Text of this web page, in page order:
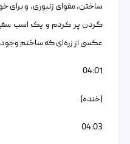
ساختن، مقوای زنبوری، و برای
گردن پر کردم و یک اسب سفید.
عکسی از زره‌ای که ساختم وجود
04:01
(خنده)
04:03